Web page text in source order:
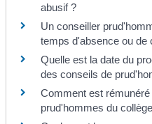
abusif ?
Un conseiller
temps d'absence ou de
Quelle est la date du
des conseils de
Comment est
prud'hommes du